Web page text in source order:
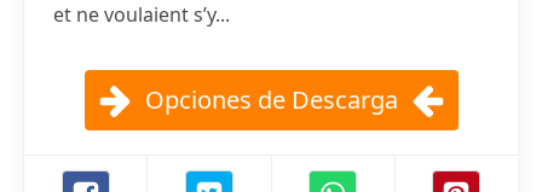
et ne voulaient s’y...
Opciones de Descarga